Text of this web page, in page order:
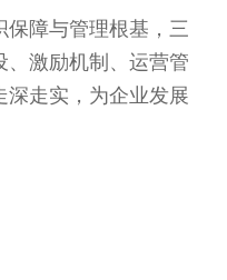
保障与管理根基，三
、激励机制、运营管
深走实，为企业发展